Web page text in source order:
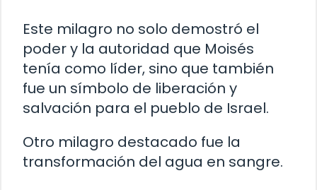
Este milagro no solo demostró el
poder y la autoridad que Moisés
tenía como líder, sino que también
fue un símbolo de liberación y
salvación para el pueblo de Israel.
Otro milagro destacado fue la
transformación del agua en sangre.